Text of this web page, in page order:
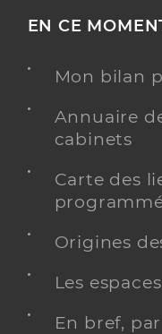
EN CE
Mon bilan
Annuaire
cabinets
Carte des
Origines
Les
En bref,